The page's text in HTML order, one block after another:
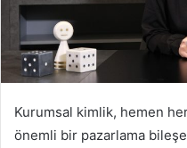
Kurumsal kimlik, hemen
önemli bir pazarlama